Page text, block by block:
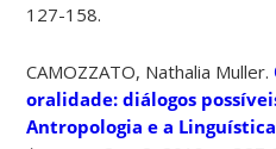
127-158.
CAMOZZATO, Nathalia Muller.
oralidade: diálogos
Antropologia e a Linguística